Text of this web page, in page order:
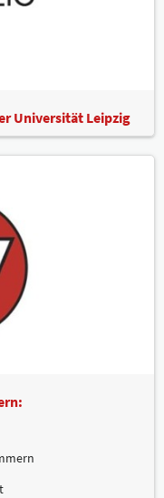
Universität Leipzig